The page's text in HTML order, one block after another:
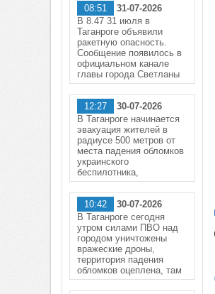
08:51
31-07-2026
В 8.47 31 июля в
Таганроге объявили
ракетную опасность.
Сообщение появилось в
официальном канале
главы города Светланы
12:27
30-07-2026
В Таганроге начинается
эвакуация жителей в
радиусе 500 метров от
места падения обломков
украинского
беспилотника,
10:42
30-07-2026
В Таганроге сегодня
утром силами ПВО над
городом уничтожены
вражеские дроны,
территория падения
обломков оцеплена, там